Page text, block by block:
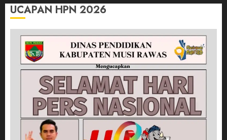
UCAPAN HPN 2026